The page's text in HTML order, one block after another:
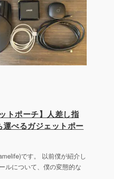
トポーチ】人差し指
運べるガジェットポー
です。 以前僕が紹介し
ルについて、僕の変態的な